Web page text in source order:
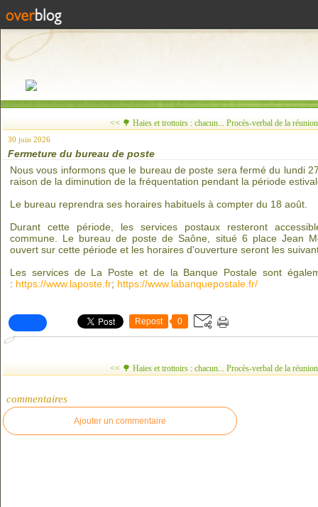
<< 🌳 Haies et trottoirs : chacun... Procès-verbal de la
30 juin 2026
Fermeture du bureau de poste
Nous vous informons que le bureau de poste sera fermé du lundi
raison de la diminution de la fréquentation pendant la période
Le bureau reprendra ses horaires habituels à compter du 18 août.
Durant cette période, les services postaux resteront
commune. Le bureau de poste de Saône, situé 6 place Jean
ouvert sur cette période et les horaires d'ouverture seront les
Les services de La Poste et de la Banque Postale sont
: https://www.laposte.fr; https://www.labanquepostale.fr/
Repost 0
<< 🌳 Haies et trottoirs : chacun... Procès-verbal de la
commentaires
Ajouter un commentaire